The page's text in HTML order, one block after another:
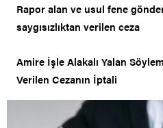
Rapor alan ve usul fene
saygısızlıktan verilen ceza
Amire İşle Alakalı Yalan
Verilen Cezanın İptali